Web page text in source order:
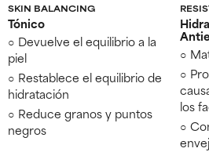
SKIN BALANCING
Tónico
Devuelve el equilibrio a la
piel
Restablece el equilibrio de
hidratación
Reduce granos y puntos
negros
los